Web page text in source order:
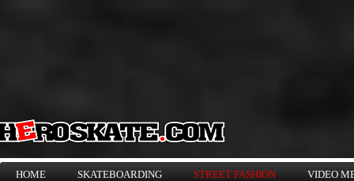
HOME SKATEBOARDING STREET FASHION VIDEO